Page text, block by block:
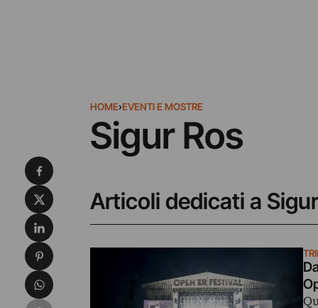
HOME›EVENTI E MOSTRE
Sigur Ros
Articoli dedicati a
Condividi su Facebook
Condividi su X
Condividi su LinkedIn
Condividi su Pinterest
Condividi su WhatsApp